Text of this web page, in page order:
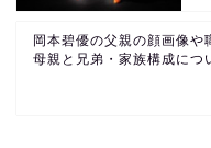
岡本碧優の父親の顔画像や
母親と兄弟・家族構成につ